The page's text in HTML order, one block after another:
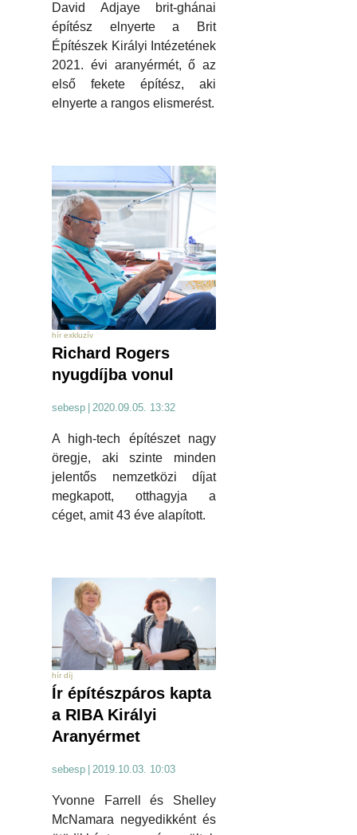
David Adjaye brit-ghánai
építész elnyerte a Brit
Építészek Királyi Intézetének
2021. évi aranyérmét, ő az
első fekete építész, aki
elnyerte a rangos elismerést.
hír exkluzív
Richard Rogers
nyugdíjba vonul
sebesp 2020.09.05. 13:32
A high-tech építészet nagy
öregje, aki szinte minden
jelentős nemzetközi díjat
megkapott, otthagyja a
céget, amit 43 éve alapított.
hír díj
Ír építészpáros kapta
a RIBA Királyi
Aranyérmet
sebesp 2019.10.03. 10:03
Yvonne Farrell és Shelley
McNamara negyedikként és